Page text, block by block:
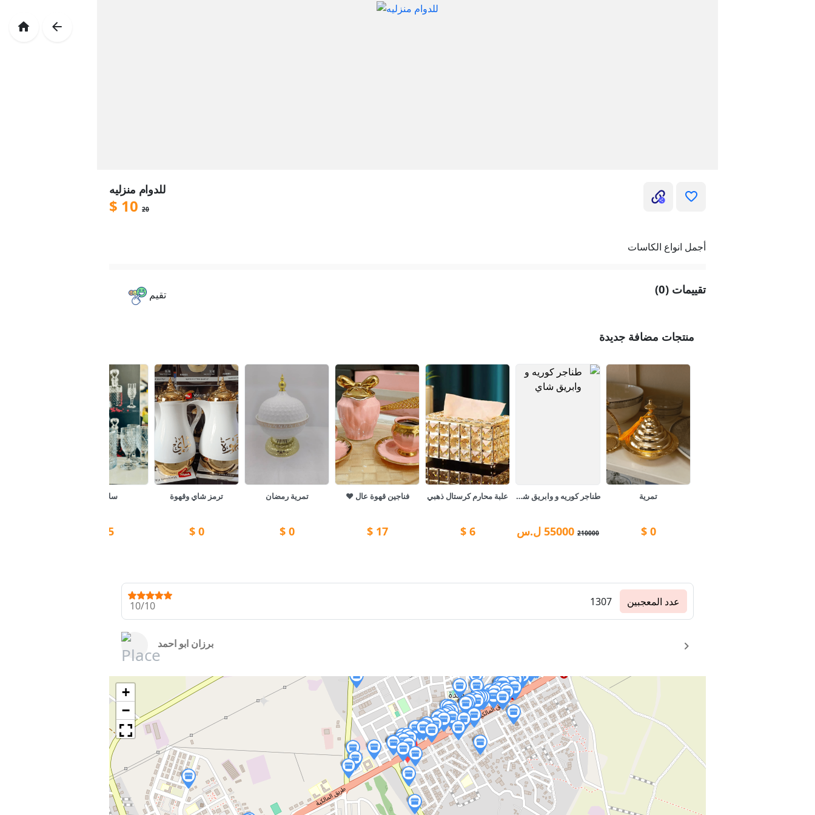
للدوام منزليه
$ 10 20
أجمل انواع الكاسات
تقيم تقييمات (0)
منتجات مضافة جديدة
تمرية
0
$
طناجر كوريه و وابريق شاي
210000
55000 ل.س
علبة محارم كرستال ذهبي
6
$
فناجين قهوة عال ❤️
17
$
تمرية رمضان
0
$
ترمز شاي وقهوة
0
$
سلاحيه
5
10/10 1307 عدد المعجبين
برزان ابو احمد
+
−